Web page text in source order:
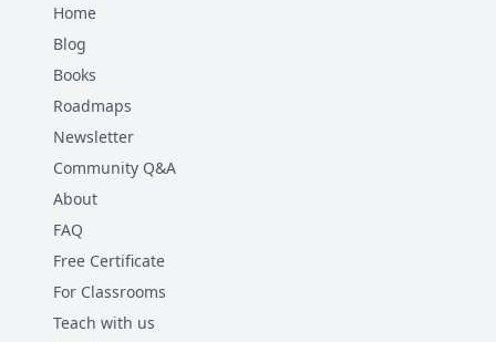
Home
Blog
Books
Roadmaps
Newsletter
Community Q&A
About
FAQ
Free Certificate
For Classrooms
Teach with us